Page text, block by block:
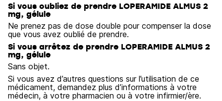
Si vous oubliez de prendre LOPERAMIDE ALMUS 2
mg, gélule
Ne prenez pas de dose double pour compenser la dose
que vous avez oublié de prendre.
Si vous arrêtez de prendre LOPERAMIDE ALMUS 2
mg, gélule
Sans objet.
Si vous avez d’autres questions sur l’utilisation de ce
médicament, demandez plus d’informations à votre
médecin, à votre pharmacien ou à votre infirmier/ère.